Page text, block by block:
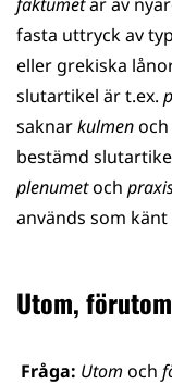
fasta uttryck av
eller grekiska
slutartikel är t.ex.
saknarkulmenoch
bestämd
plenumetoch
används som
Utom, förutom
Fråga: Utom och